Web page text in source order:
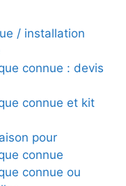
/ installation
connue : devis
connue et kit
pour
connue
connue ou